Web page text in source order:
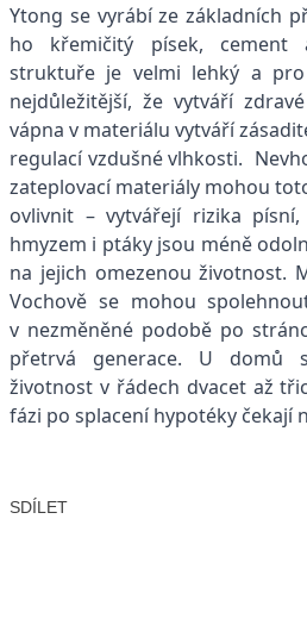
Ytong se vyrábí ze základních
ho křemičitý písek, cement
struktuře je velmi lehký a
nejdůležitější, že vytváří
vápna v materiálu vytváří
regulací vzdušné vlhkosti.
zateplovací materiály mohou
ovlivnit – vytvářejí rizika
hmyzem i ptáky jsou méně
na jejich omezenou životnost.
Vochově se mohou
v nezměněné podobě po
přetrvá generace. U domů
životnost v řádech dvacet až
fázi po splacení hypotéky čekají
SDÍLET